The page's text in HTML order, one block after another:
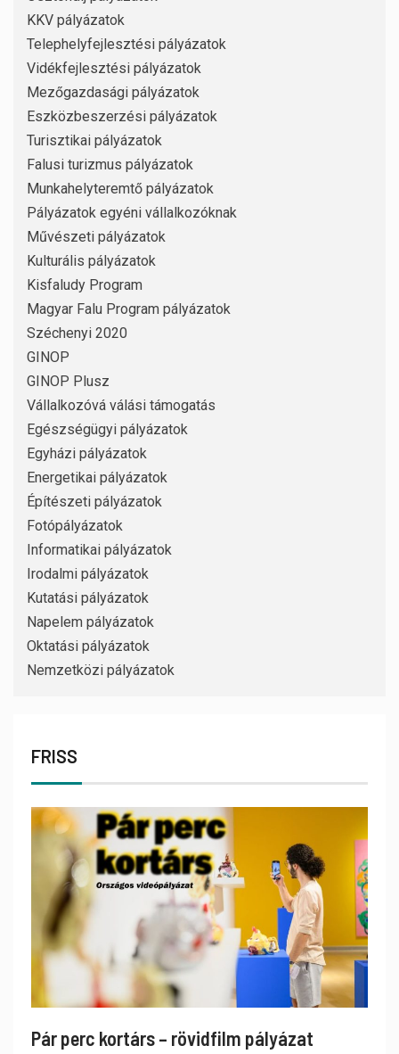
KKV pályázatok
Telephelyfejlesztési pályázatok
Vidékfejlesztési pályázatok
Mezőgazdasági pályázatok
Eszközbeszerzési pályázatok
Turisztikai pályázatok
Falusi turizmus pályázatok
Munkahelyteremtő pályázatok
Pályázatok egyéni vállalkozóknak
Művészeti pályázatok
Kulturális pályázatok
Kisfaludy Program
Magyar Falu Program pályázatok
Széchenyi 2020
GINOP
GINOP Plusz
Vállalkozóvá válási támogatás
Egészségügyi pályázatok
Egyházi pályázatok
Energetikai pályázatok
Építészeti pályázatok
Fotópályázatok
Informatikai pályázatok
Irodalmi pályázatok
Kutatási pályázatok
Napelem pályázatok
Oktatási pályázatok
Nemzetközi pályázatok
FRISS
Pár perc kortárs – rövidfilm pályázat